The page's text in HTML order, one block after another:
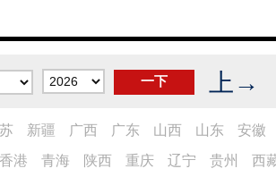
上→
安徽
山东
山西
广东
广西
新疆
西
贵州
辽宁
重庆
陕西
青海
香港